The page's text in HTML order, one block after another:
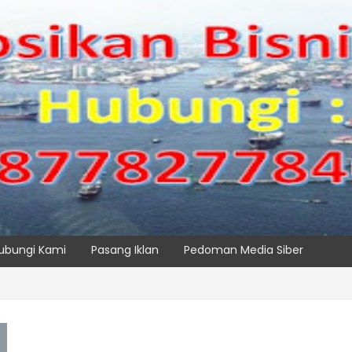
Kami Pasang Iklan Pedoman Media Siber